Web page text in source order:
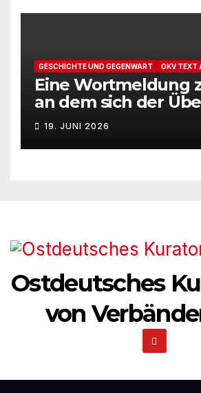
GESCHICHTE UND GEGENWART OKV TEXT
Eine Wortmeldung
an dem sich der
Deutschlands auf die
1941 zum 85. Male
19. JUNI 2026
Ostdeutsches
von